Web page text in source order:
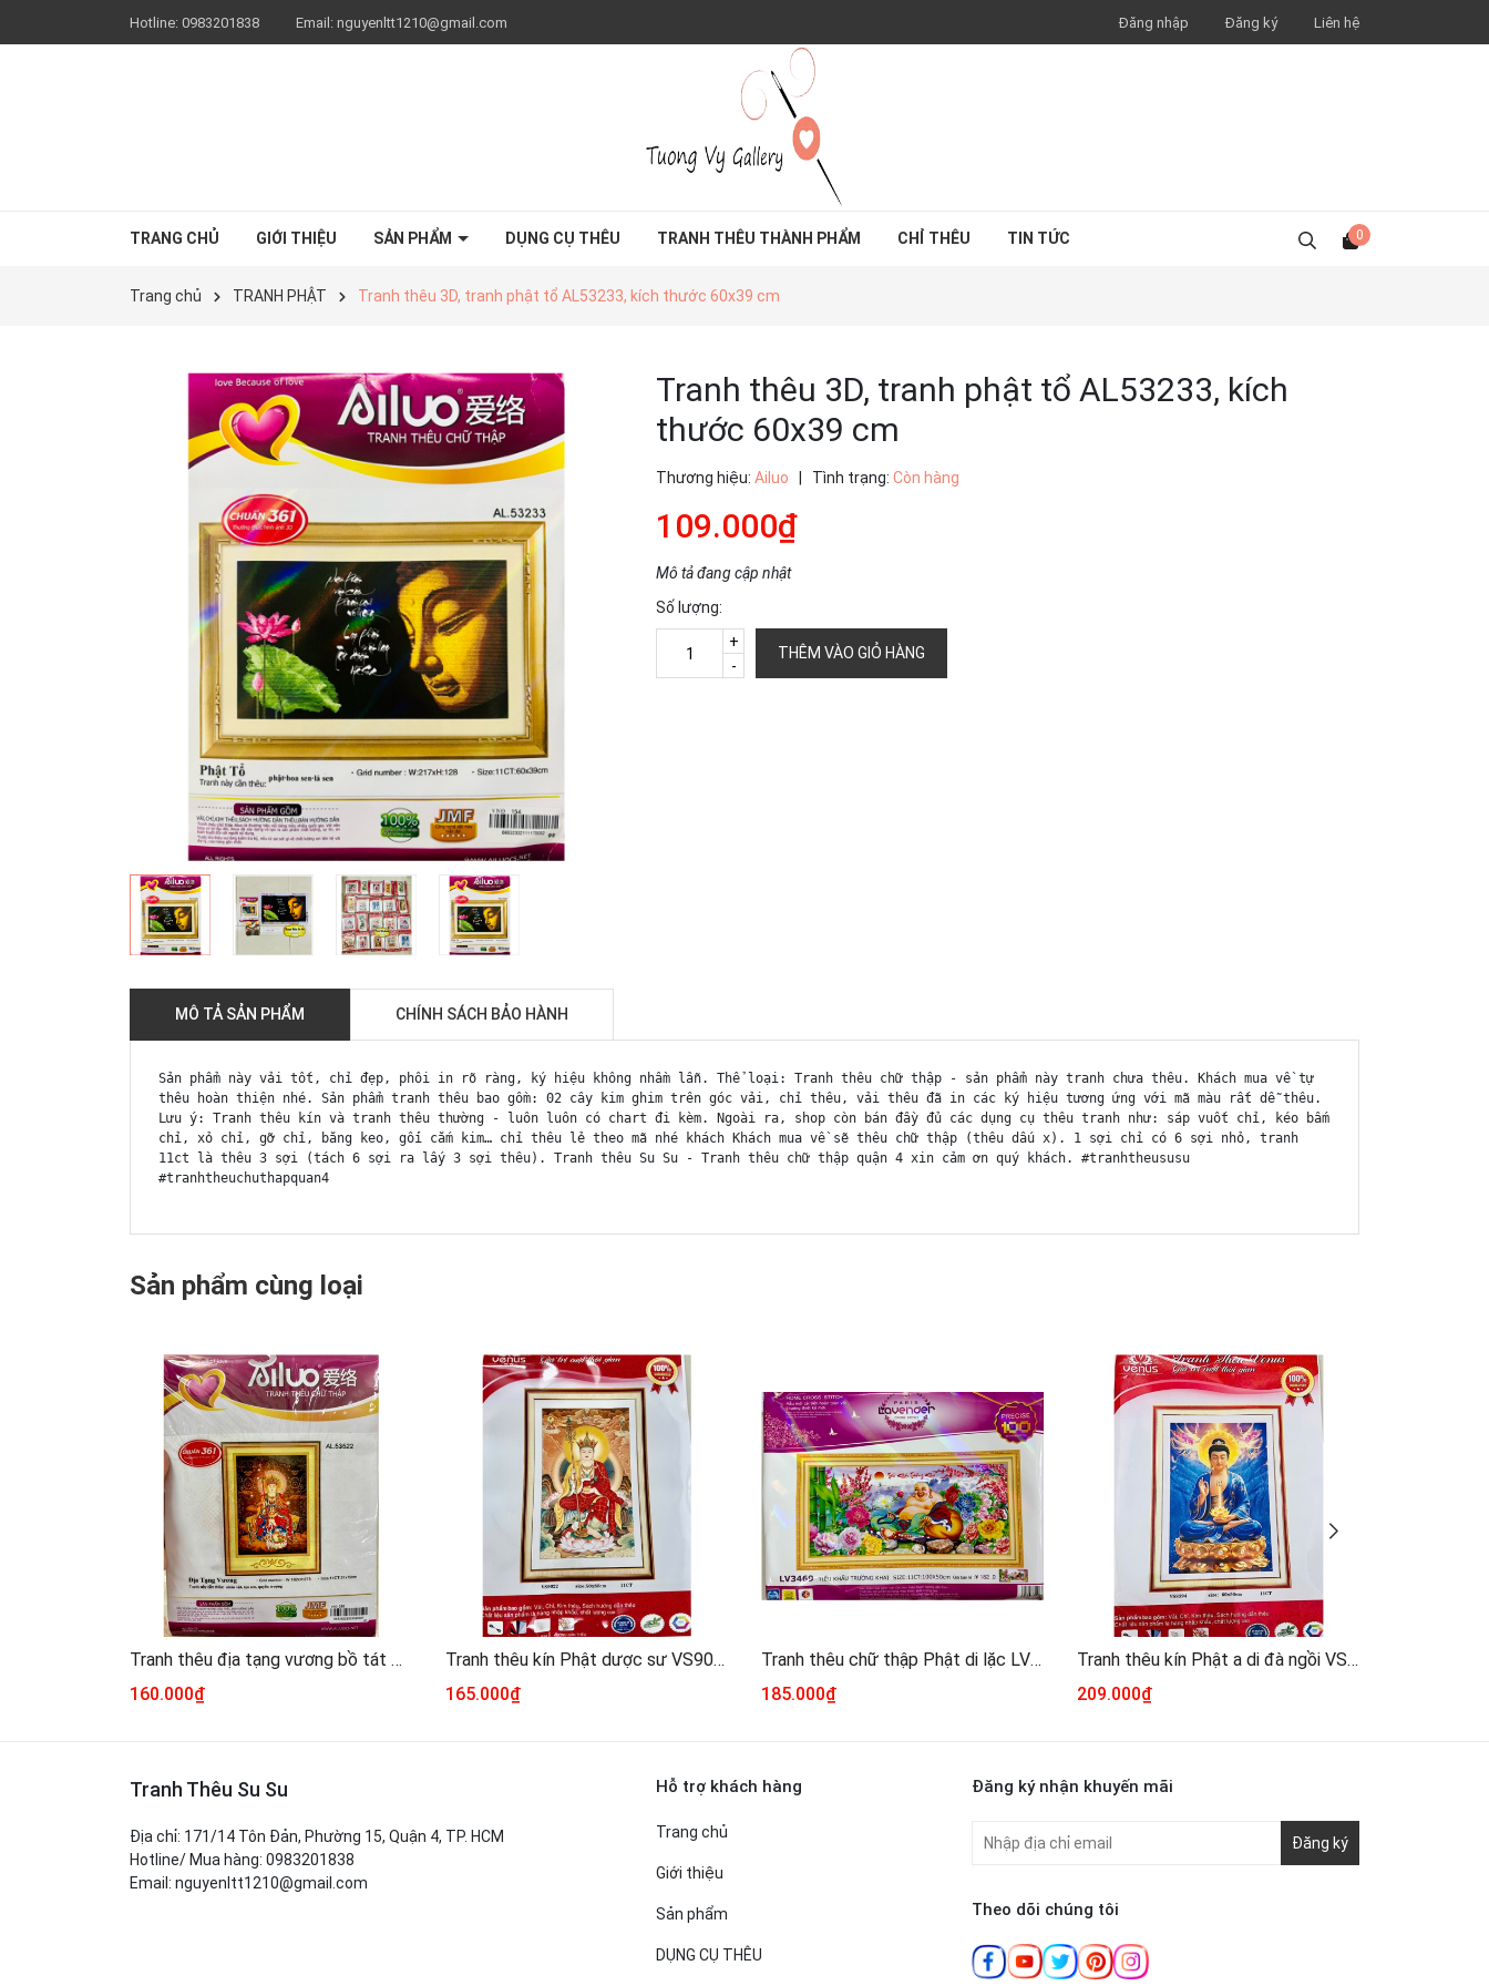
Hotline: 0983201838 Email: nguyenltt1210@gmail.com Đăng nhập Đăng ký Liên hệ
TRANG CHỦ GIỚI THIỆU SẢN PHẨM DỤNG CỤ THÊU TRANH THÊU THÀNH PHẨM CHỈ THÊU TIN TỨC 0
Trang chủ TRANH PHẬT Tranh thêu 3D, tranh phật tổ AL53233, kích thước 60x39 cm
Tranh thêu 3D, tranh phật tổ AL53233, kích
thước 60x39 cm
Thương hiệu: Ailuo Tình trạng: Còn hàng
109.000₫
Mô tả đang cập nhật
Số lượng:
-
+
THÊM VÀO GIỎ HÀNG
MÔ TẢ SẢN PHẨM CHÍNH SÁCH BẢO HÀNH
Sản phẩm này vải tốt, chỉ đẹp, phôi in rõ ràng, ký hiệu không nhầm lẫn. Thể loại: Tranh thêu chữ thập - sản phẩm này tranh chưa thêu. Khách mua về tự
thêu hoàn thiện nhé. Sản phẩm tranh thêu bao gồm: 02 cây kim ghim trên góc vải, chỉ thêu, vải thêu đã in các ký hiệu tương ứng với mã màu rất dễ thêu.
Lưu ý: Tranh thêu kín và tranh thêu thường - luôn luôn có chart đi kèm. Ngoài ra, shop còn bán đầy đủ các dụng cụ thêu tranh như: sáp vuốt chỉ, kéo bấm
chỉ, xỏ chỉ, gỡ chỉ, băng keo, gối cắm kim… chỉ thêu lẻ theo mã nhé khách Khách mua về sẽ thêu chữ thập (thêu dấu x). 1 sợi chỉ có 6 sợi nhỏ, tranh
11ct là thêu 3 sợi (tách 6 sợi ra lấy 3 sợi thêu). Tranh thêu Su Su - Tranh thêu chữ thập quận 4 xin cảm ơn quý khách. #tranhtheususu
#tranhtheuchuthapquan4
Sản phẩm cùng loại
Tranh thêu địa tạng vương bồ tát AL53522, kích thước 51 x 72 cm
160.000₫
Tranh thêu kín Phật dược sư VS9022, kích thước 50 x 80 cm
165.000₫
Tranh thêu chữ thập Phật di lặc LV3469, kích thước 100 x 50 cm
185.000₫
Tranh thêu kín Phật a di đà ngồi VS8394, kích thước 60 x 90 cm
209.000₫
Tranh Thêu Su Su
Địa chỉ: 171/14 Tôn Đản, Phường 15, Quận 4, TP. HCM
Hotline/ Mua hàng: 0983201838
Email: nguyenltt1210@gmail.com
Hỗ trợ khách hàng
Trang chủ
Giới thiệu
Sản phẩm
DỤNG CỤ THÊU
Đăng ký nhận khuyến mãi
Đăng ký
Theo dõi chúng tôi